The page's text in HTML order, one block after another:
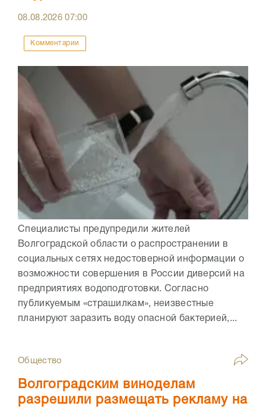
08.08.202607:00
Комментарии
Специалисты предупредили жителей
Волгоградской области о распространении в
социальных сетях недостоверной информации о
возможности совершения в России диверсий на
предприятиях водоподготовки. Согласно
публикуемым «страшилкам», неизвестные
планируют заразить воду опасной бактерией,...
Общество
Волгоградским виноделам
разрешили размещать рекламу на